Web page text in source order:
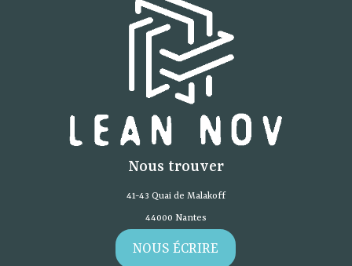
Nous trouver
41-43 Quai de Malakoff
44000 Nantes
NOUS ÉCRIRE